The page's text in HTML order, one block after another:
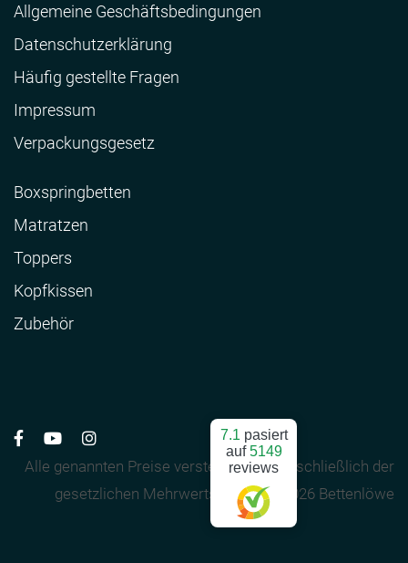
7.1 pasiert
auf5149
reviews
Allgemeine Geschäftsbedingungen
Datenschutzerklärung
Häufig gestellte Fragen
Impressum
Verpackungsgesetz
Boxspringbetten
Matratzen
Toppers
Kopfkissen
Zubehör
Alle genannten Preise verstehen sich einschließlich der
gesetzlichen Mehrwertsteuer. - © 2026 Bettenlöwe